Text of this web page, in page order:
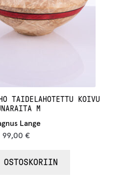
TAIDELAHOTETTU KOIVU
M
Lange
99,00 €